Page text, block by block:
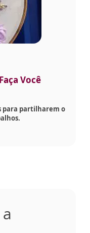
Você
para partilharem o